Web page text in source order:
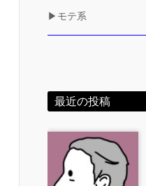
▶モテ系
最近の投稿